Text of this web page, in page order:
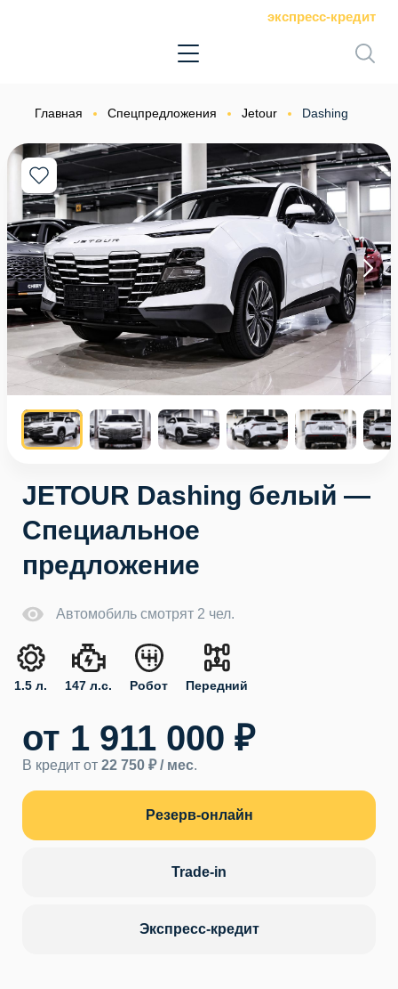
экспресс-кредит
Главная Спецпредложения Jetour Dashing
JETOUR Dashing белый —
Специальное
предложение
Автомобиль смотрят 2 чел.
1.5 л. 147 л.с. Робот Передний
от 1 911 000 ₽
В кредит от 22 750 ₽ / мес.
Резерв-онлайн
Trade-in
Экспресс-кредит